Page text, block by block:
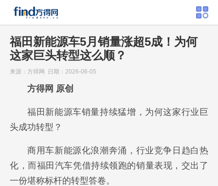
福田新能源车5月销量涨超5成！为何
这家巨头转型这么顺？
来源：方得网 日期：2026-06-05
方得网 原创
福田新能源车销量持续猛增，为何这家行业巨
头成功转型？
商用车新能源化浪潮奔涌，行业竞争日趋白热
化，而福田汽车凭借持续领跑的销量表现，交出了
一份堪称标杆的转型答卷。